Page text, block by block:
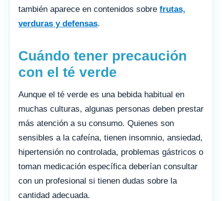
también aparece en contenidos sobre frutas,
verduras y defensas.
Cuándo tener precaución
con el té verde
Aunque el té verde es una bebida habitual en
muchas culturas, algunas personas deben prestar
más atención a su consumo. Quienes son
sensibles a la cafeína, tienen insomnio, ansiedad,
hipertensión no controlada, problemas gástricos o
toman medicación específica deberían consultar
con un profesional si tienen dudas sobre la
cantidad adecuada.